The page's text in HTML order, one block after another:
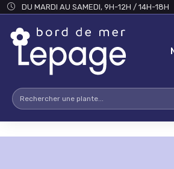
testsearch - 0 Skip to main content
DU MARDI AU SAMEDI, 9H-12H / 14H-18H